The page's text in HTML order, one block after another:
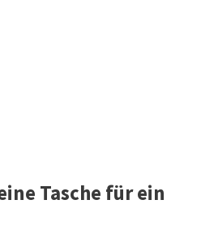
Tasche für ein